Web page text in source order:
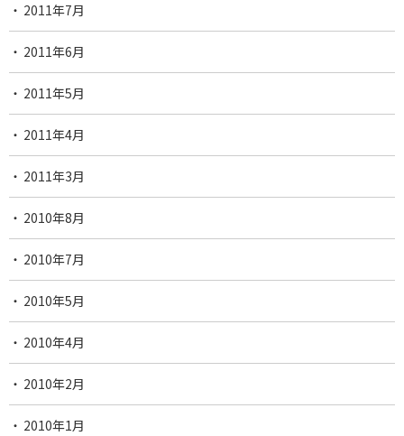
2011年7月
2011年6月
2011年5月
2011年4月
2011年3月
2010年8月
2010年7月
2010年5月
2010年4月
2010年2月
2010年1月